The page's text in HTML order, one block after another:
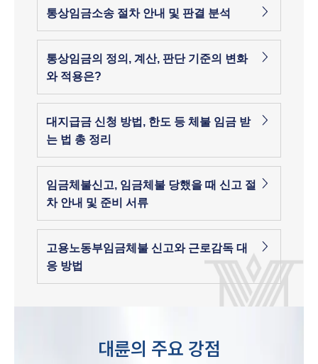
통상임금소송 절차 안내 및 판결 분석
통상임금의 정의, 계산, 판단 기준의 변화
와 적용은?
대지급금 신청 방법, 한도 등 체불 임금 받
는 법 총 정리
임금체불신고, 임금체불 당했을 때 신고 절
차 안내 및 준비 서류
고용노동부임금체불 신고와 근로감독 대
응 방법
대륜의 주요 강점